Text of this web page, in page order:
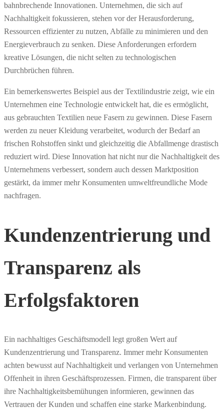
bahnbrechende Innovationen. Unternehmen, die sich auf
Nachhaltigkeit fokussieren, stehen vor der Herausforderung,
Ressourcen effizienter zu nutzen, Abfälle zu minimieren und den
Energieverbrauch zu senken. Diese Anforderungen erfordern
kreative Lösungen, die nicht selten zu technologischen
Durchbrüchen führen.
Ein bemerkenswertes Beispiel aus der Textilindustrie zeigt, wie ein
Unternehmen eine Technologie entwickelt hat, die es ermöglicht,
aus gebrauchten Textilien neue Fasern zu gewinnen. Diese Fasern
werden zu neuer Kleidung verarbeitet, wodurch der Bedarf an
frischen Rohstoffen sinkt und gleichzeitig die Abfallmenge drastisch
reduziert wird. Diese Innovation hat nicht nur die Nachhaltigkeit des
Unternehmens verbessert, sondern auch dessen Marktposition
gestärkt, da immer mehr Konsumenten umweltfreundliche Mode
nachfragen.
Kundenzentrierung und
Transparenz als
Erfolgsfaktoren
Ein nachhaltiges Geschäftsmodell legt großen Wert auf
Kundenzentrierung und Transparenz. Immer mehr Konsumenten
achten bewusst auf Nachhaltigkeit und verlangen von Unternehmen
Offenheit in ihren Geschäftsprozessen. Firmen, die transparent über
ihre Nachhaltigkeitsbemühungen informieren, gewinnen das
Vertrauen der Kunden und schaffen eine starke Markenbindung.